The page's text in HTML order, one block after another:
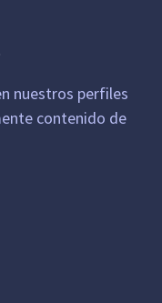
nuestros perfiles
contenido de